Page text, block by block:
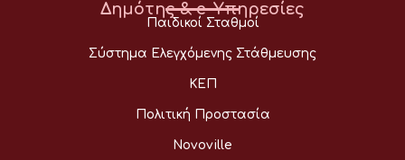
Δημότης & e-Υπηρεσίες
Παιδικοί Σταθμοί
Σύστημα Ελεγχόμενης Στάθμευσης
ΚΕΠ
Πολιτική Προστασία
Novoville